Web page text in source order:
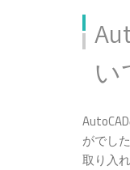
い
がでし
取り入